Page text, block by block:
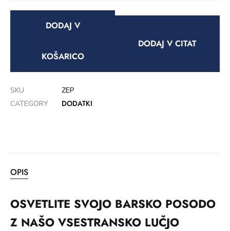
DODAJ V
KOŠARICO
DODAJ V CITAT
SKU
ZEP
CATEGORY
DODATKI
OPIS
OSVETLITE SVOJO BARSKO POSODO
Z NAŠO VSESTRANSKO LUČJO